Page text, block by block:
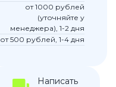
от 1000 рублей
(уточняйте у
менеджера), 1-2 дня
от 500 рублей, 1-4 дня
Написать